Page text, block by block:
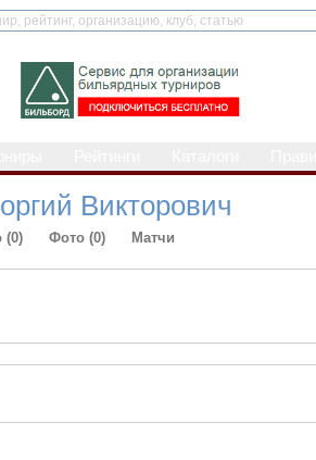
Викторович
(0) Фото (0) Матчи